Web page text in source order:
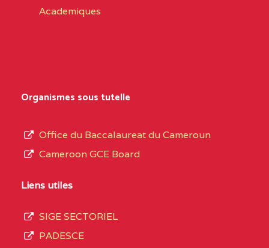
CENTRE
COLLEGE PRIVE LAIC
SAINT MICHEL
CENTRE
de
du
de
septembre
Academiques
Organismes sous tutelle
Office du Baccalaureat du Cameroun
Cameroon GCE Board
Liens utiles
SIGE SECTORIEL
PADESCE